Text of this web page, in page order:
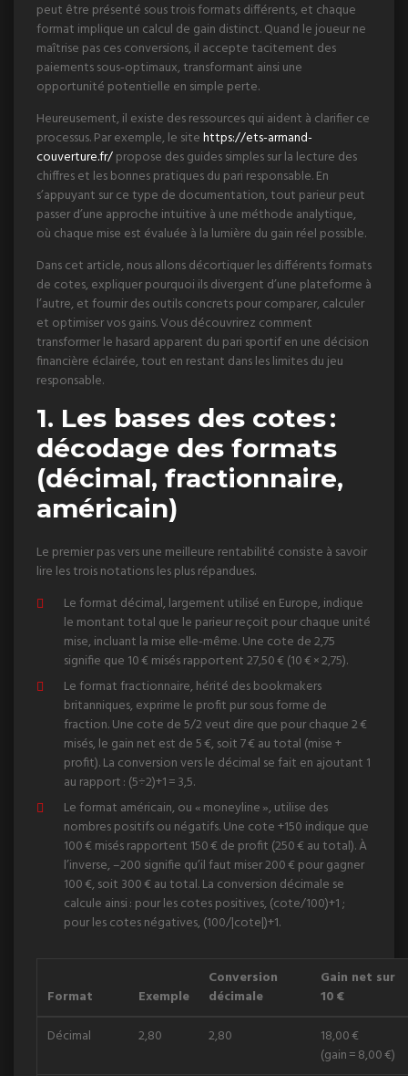
peut être présenté sous trois formats différents, et chaque
format implique un calcul de gain distinct. Quand le joueur ne
maîtrise pas ces conversions, il accepte tacitement des
paiements sous‑optimaux, transformant ainsi une
opportunité potentielle en simple perte.
Heureusement, il existe des ressources qui aident à clarifier ce
processus. Par exemple, le sitehttps://ets-armand-
couverture.fr/propose des guides simples sur la lecture des
chiffres et les bonnes pratiques du pari responsable. En
s’appuyant sur ce type de documentation, tout parieur peut
passer d’une approche intuitive à une méthode analytique,
où chaque mise est évaluée à la lumière du gain réel possible.
Dans cet article, nous allons décortiquer les différents formats
de cotes, expliquer pourquoi ils divergent d’une plateforme à
l’autre, et fournir des outils concrets pour comparer, calculer
et optimiser vos gains. Vous découvrirez comment
transformer le hasard apparent du pari sportif en une décision
financière éclairée, tout en restant dans les limites du jeu
responsable.
1. Les bases des cotes :
décodage des formats
(décimal, fractionnaire,
américain)
Le premier pas vers une meilleure rentabilité consiste à savoir
lire les trois notations les plus répandues.
Le format décimal, largement utilisé en Europe, indique
le montant total que le parieur reçoit pour chaque unité
mise, incluant la mise elle‑même. Une cote de 2,75
signifie que 10 € misés rapportent 27,50 € (10 € × 2,75).
Le format fractionnaire, hérité des bookmakers
britanniques, exprime le profit pur sous forme de
fraction. Une cote de 5/2 veut dire que pour chaque 2 €
misés, le gain net est de 5 €, soit 7 € au total (mise +
profit). La conversion vers le décimal se fait en ajoutant 1
au rapport : (5÷2)+1 = 3,5.
Le format américain, ou « moneyline », utilise des
nombres positifs ou négatifs. Une cote +150 indique que
100 € misés rapportent 150 € de profit (250 € au total). À
l’inverse, –200 signifie qu’il faut miser 200 € pour gagner
100 €, soit 300 € au total. La conversion décimale se
calcule ainsi : pour les cotes positives, (cote/100)+1 ;
pour les cotes négatives, (100/|cote|)+1.
Format Exemple
Conversion
décimale
Gain net sur
10 €
Décimal
2,80 2,80
18,00 €
(gain = 8,00 €)